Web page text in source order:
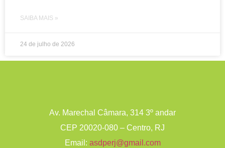
SAIBA MAIS »
24 de julho de 2026
Av. Marechal Câmara, 314 3º andar
CEP 20020-080 – Centro, RJ
Email: asdperj@gmail.com